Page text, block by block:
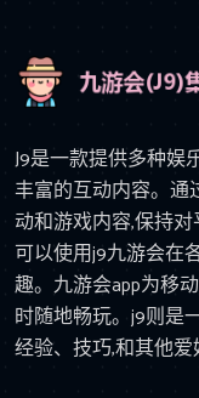
J9是一款提供多种娱
丰富的互动内容。通
动和游戏内容,保持
可以使用j9九游会在
趣。九游会app为移
时随地畅玩。j9则是
经验、技巧,和其他爱